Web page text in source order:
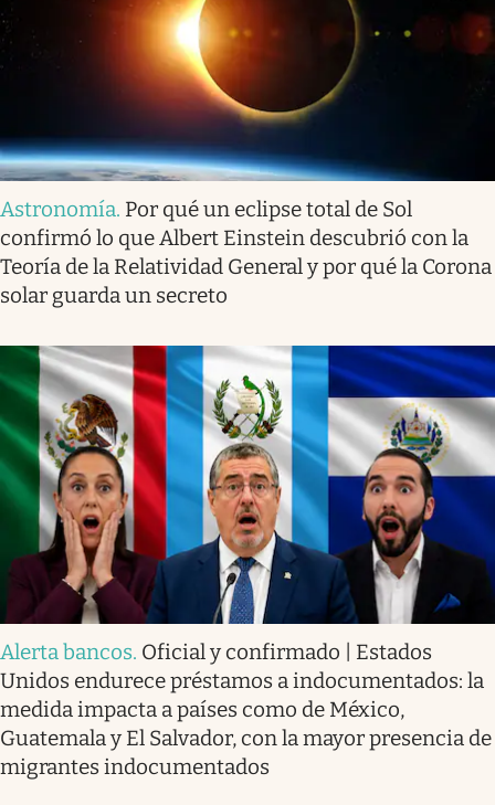
Astronomía. Por qué un eclipse total de Sol
confirmó lo que Albert Einstein descubrió con la
Teoría de la Relatividad General y por qué la Corona
solar guarda un secreto
Alerta bancos. Oficial y confirmado | Estados
Unidos endurece préstamos a indocumentados: la
medida impacta a países como de México,
Guatemala y El Salvador, con la mayor presencia de
migrantes indocumentados